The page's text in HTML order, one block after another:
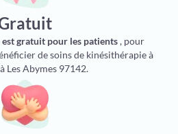
gratuit pour les patients, pour
de soins de kinésithérapie à
Les Abymes 97142.